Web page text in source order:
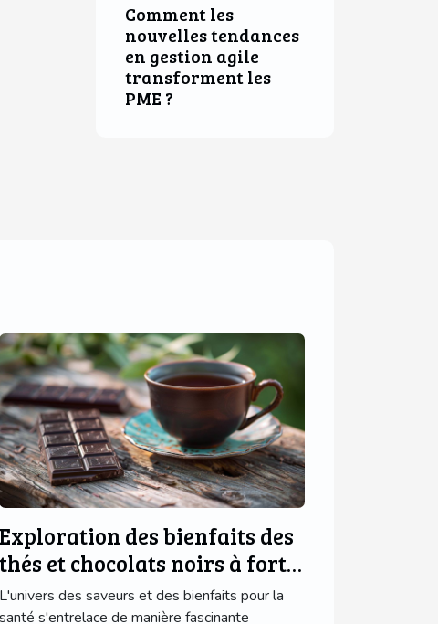
Comment les
nouvelles tendances
en gestion agile
transforment les
PME ?
Exploration des bienfaits des
thés et chocolats noirs à forte
teneur
L'univers des saveurs et des bienfaits pour la
santé s'entrelace de manière fascinante